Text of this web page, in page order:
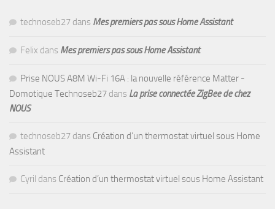
technoseb27 dans Mes premiers pas sous Home Assistant
Felix dans Mes premiers pas sous Home Assistant
Prise NOUS A8M Wi-Fi 16A : la nouvelle référence Matter -
Domotique Technoseb27 dans La prise connectée ZigBee de chez
NOUS
technoseb27 dans Création d’un thermostat virtuel sous Home
Assistant
Cyril dans Création d’un thermostat virtuel sous Home Assistant